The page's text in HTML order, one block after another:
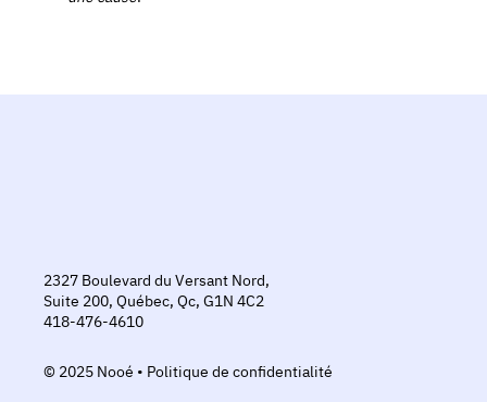
2327 Boulevard du Versant Nord,
Suite 200, Québec, Qc, G1N 4C2
418-476-4610
© 2025 Nooé • Politique de confidentialité